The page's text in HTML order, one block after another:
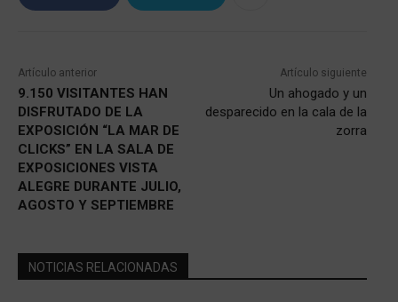
Artículo anterior
9.150 VISITANTES HAN
DISFRUTADO DE LA
EXPOSICIÓN “LA MAR DE
CLICKS” EN LA SALA DE
EXPOSICIONES VISTA
ALEGRE DURANTE JULIO,
AGOSTO Y SEPTIEMBRE
Artículo siguiente
Un ahogado y un
desparecido en la cala de la
zorra
NOTICIAS RELACIONADAS